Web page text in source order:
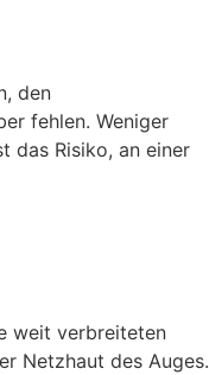
den
fehlen. Weniger
das Risiko, an einer
weit verbreiteten
Netzhaut des Auges.